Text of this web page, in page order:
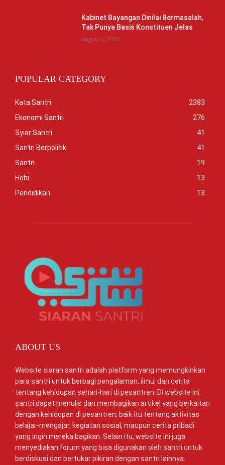
Kabinet Bayangan Dinilai Bermasalah,
Tak Punya Basis Konstituen Jelas
August 6, 2026
POPULAR CATEGORY
Kata Santri
2383
Ekonomi Santri
276
Syiar Santri
41
Santri Berpolitik
41
Santri
19
Hobi
13
Pendidikan
13
ABOUT US
Website siaran santri adalah platform yang memungkinkan
para santri untuk berbagi pengalaman, ilmu, dan cerita
tentang kehidupan sehari-hari di pesantren. Di website ini,
santri dapat menulis dan membagikan artikel yang berkaitan
dengan kehidupan di pesantren, baik itu tentang aktivitas
belajar-mengajar, kegiatan sosial, maupun cerita pribadi
yang ingin mereka bagikan. Selain itu, website ini juga
menyediakan forum yang bisa digunakan oleh santri untuk
berdiskusi dan bertukar pikiran dengan santri lainnya.